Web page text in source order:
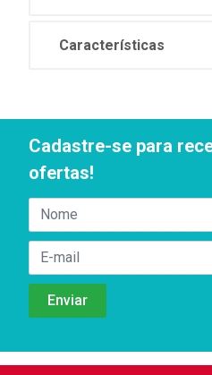
Características
Cadastre-se para
ofertas!